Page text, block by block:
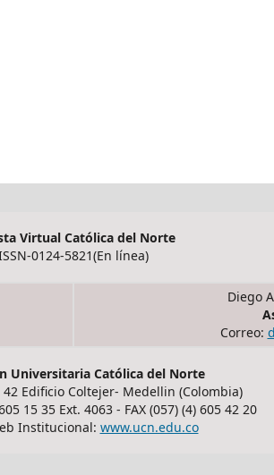
Virtual Católica del Norte
0124-5821(En línea)
Diego
Correo:
Universitaria Católica del Norte
42 Edificio Coltejer- Medellin (Colombia)
15 35 Ext. 4063 - FAX (057) (4) 605 42 20
Institucional: www.ucn.edu.co